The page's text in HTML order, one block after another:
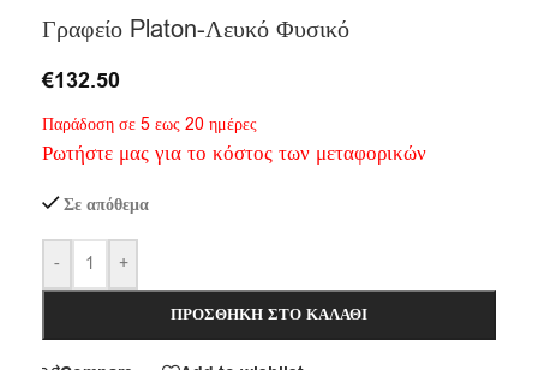
Γραφείο Platon-Λευκό Φυσικό
€132.50
Παράδοση σε 5 εως 20 ημέρες
Ρωτήστε μας για το κόστος των μεταφορικών
Σε απόθεμα
- +
ΠΡΟΣΘΉΚΗ ΣΤΟ ΚΑΛΆΘΙ